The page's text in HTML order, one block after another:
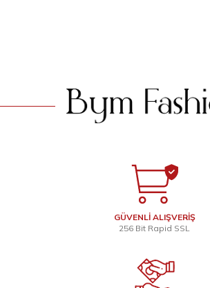
GÜVENLİ ALIŞVERİŞ
256 Bit Rapid SSL